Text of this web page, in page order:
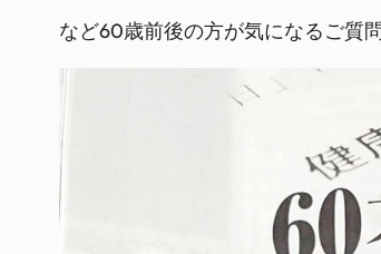
など60歳前後の方が気になるご質